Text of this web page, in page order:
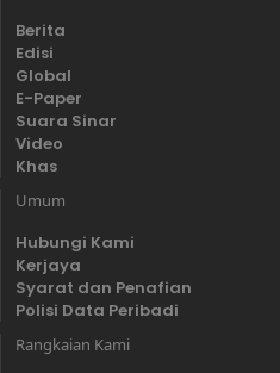
Berita
Edisi
Global
E-Paper
Suara Sinar
Video
Khas
Umum
Hubungi Kami
Kerjaya
Syarat dan Penafian
Polisi Data Peribadi
Rangkaian Kami